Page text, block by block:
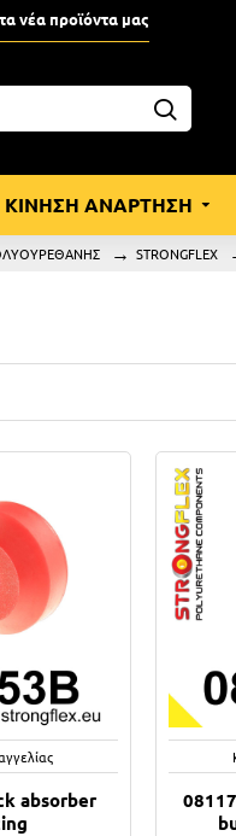
νέα προϊόντα μας
ΑΝΑΡΤΗΣΗ
STRONGFLEX
absorber